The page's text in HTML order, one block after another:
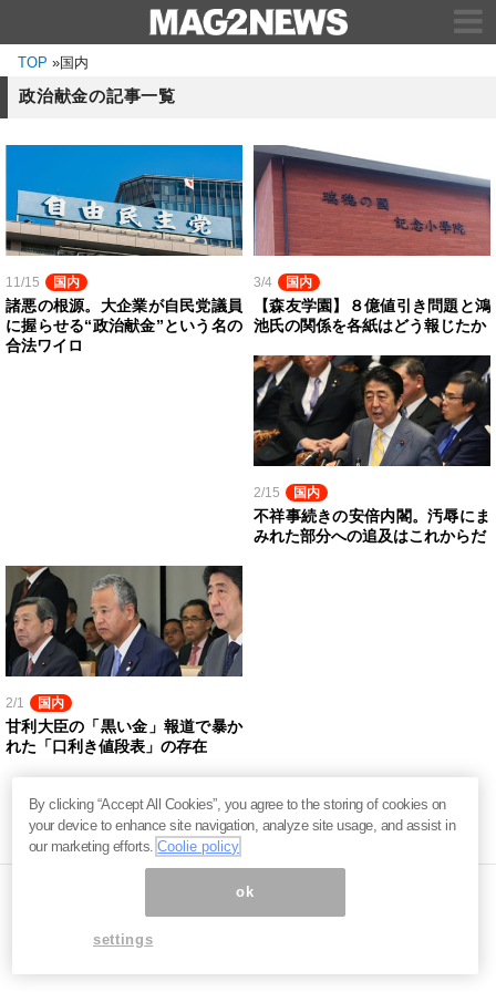
TOP »国内
政治献金の記事一覧
11/15 国内
諸悪の根源。大企業が自民党議員
に握らせる“政治献金”という名の
合法ワイロ
3/4 国内
【森友学園】８億値引き問題と鴻
池氏の関係を各紙はどう報じたか
2/15 国内
不祥事続きの安倍内閣。汚辱にま
みれた部分への追及はこれからだ
2/1 国内
甘利大臣の「黒い金」報道で暴か
れた「口利き値段表」の存在
ページ内の商標は全て商標権者に属します。無断転載を禁じます。 ©
By clicking “Accept All Cookies”, you agree to the storing of cookies on
your device to enhance site navigation, analyze site usage, and assist in
our marketing efforts.Coolie policy
ok
settings